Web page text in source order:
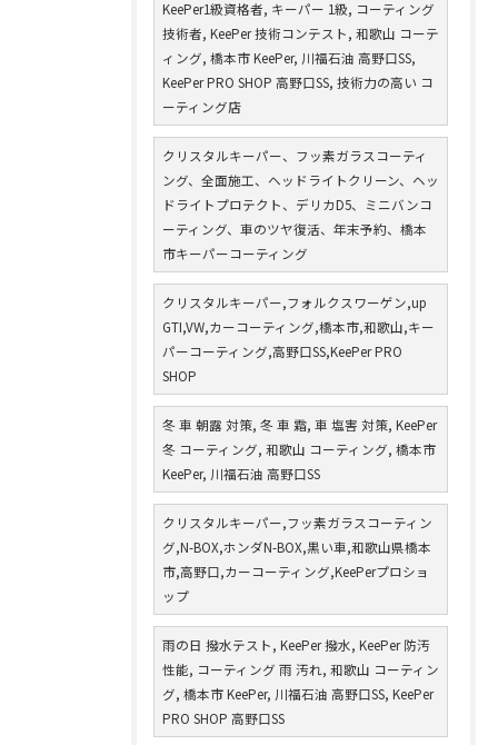
KeePer1級資格者, キーパー 1級, コーティング
技術者, KeePer 技術コンテスト, 和歌山 コーテ
ィング, 橋本市 KeePer, 川福石油 高野口SS,
KeePer PRO SHOP 高野口SS, 技術力の高い コ
ーティング店
クリスタルキーパー、フッ素ガラスコーティ
ング、全面施工、ヘッドライトクリーン、ヘッ
ドライトプロテクト、デリカD5、ミニバンコ
ーティング、車のツヤ復活、年末予約、橋本
市キーパーコーティング
クリスタルキーパー,フォルクスワーゲン,up
GTI,VW,カーコーティング,橋本市,和歌山,キー
パーコーティング,高野口SS,KeePer PRO
SHOP
冬 車 朝露 対策, 冬 車 霜, 車 塩害 対策, KeePer
冬 コーティング, 和歌山 コーティング, 橋本市
KeePer, 川福石油 高野口SS
クリスタルキーパー,フッ素ガラスコーティン
グ,N-BOX,ホンダN-BOX,黒い車,和歌山県橋本
市,高野口,カーコーティング,KeePerプロショ
ップ
雨の日 撥水テスト, KeePer 撥水, KeePer 防汚
性能, コーティング 雨 汚れ, 和歌山 コーティン
グ, 橋本市 KeePer, 川福石油 高野口SS, KeePer
PRO SHOP 高野口SS